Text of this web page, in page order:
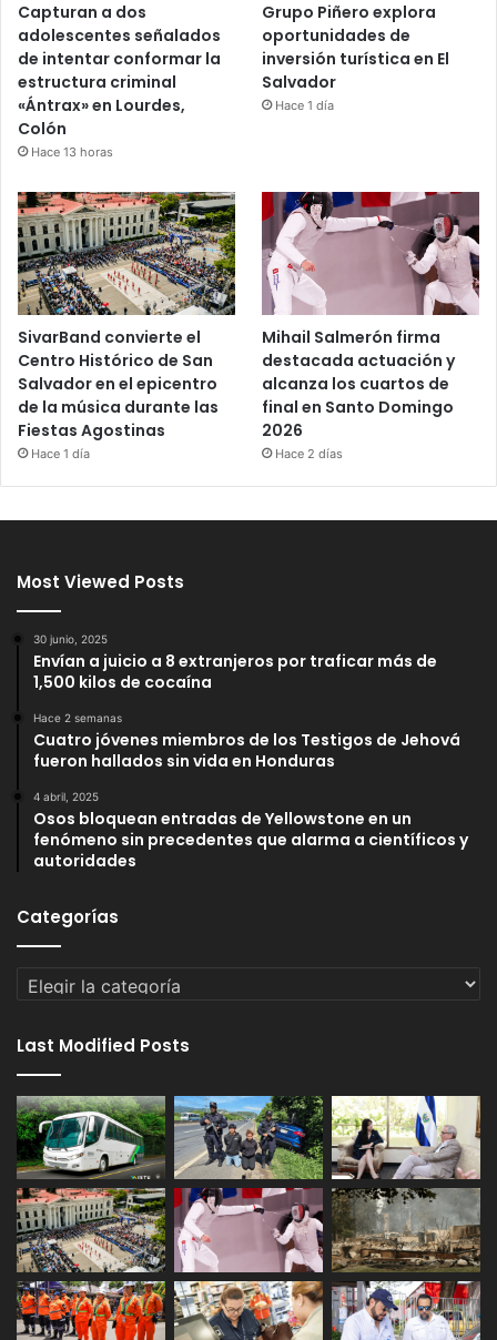
Capturan a dos
adolescentes señalados
de intentar conformar la
estructura criminal
«Ántrax» en Lourdes,
Colón
Hace 13 horas
Grupo Piñero explora
oportunidades de
inversión turística en El
Salvador
Hace 1 día
SivarBand convierte el
Centro Histórico de San
Salvador en el epicentro
de la música durante las
Fiestas Agostinas
Hace 1 día
Mihail Salmerón firma
destacada actuación y
alcanza los cuartos de
final en Santo Domingo
2026
Hace 2 días
Most Viewed Posts
30 junio, 2025
Envían a juicio a 8 extranjeros por traficar más de
1,500 kilos de cocaína
Hace 2 semanas
Cuatro jóvenes miembros de los Testigos de Jehová
fueron hallados sin vida en Honduras
4 abril, 2025
Osos bloquean entradas de Yellowstone en un
fenómeno sin precedentes que alarma a científicos y
autoridades
Categorías
Categorías
Last Modified Posts